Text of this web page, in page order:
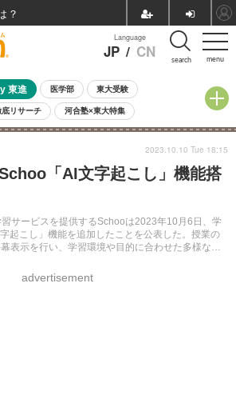
menu
Language
JP / CN search
東進 医学部 東大受験
底リサーチ 河合塾×東大特集
校受験 中学受験 小学校受験
全国公立高校 過去問 人気記事
「AI文字起こし」機能搭
サービスを提供するSchooは2023年10月6日、学
起こし」機能を追加したことを公表した。授業の
表示を行い、学習環境や目的に合わせた多様な学
advertisement
2023.10.10 Tue 18:15